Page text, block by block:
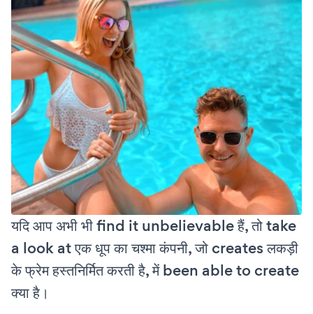
यदि आप अभी भी find it unbelievable हैं, तो take
a look at एक धूप का चश्मा कंपनी, जो creates लकड़ी
के फ्रेम हस्तनिर्मित करती है, में been able to create
क्या है।